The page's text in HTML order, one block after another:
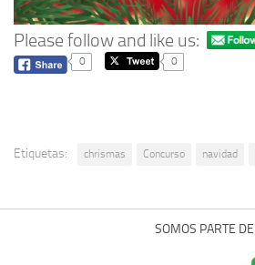
Please follow and like us:
0
0
Etiquetas: chrismas Concurso navidad
SOMOS PARTE DE